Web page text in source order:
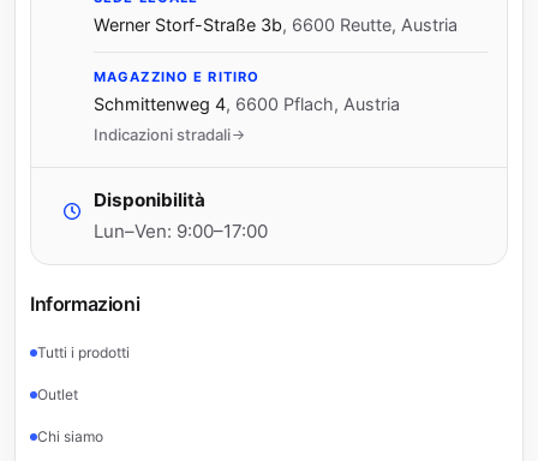
Werner Storf-Straße 3b, 6600 Reutte, Austria
MAGAZZINO E RITIRO
Schmittenweg 4, 6600 Pflach, Austria
Indicazioni stradali
Disponibilità
Lun–Ven: 9:00–17:00
Informazioni
Tutti i prodotti
Outlet
Chi siamo